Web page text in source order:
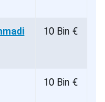
10 Bin €
10 Bin €